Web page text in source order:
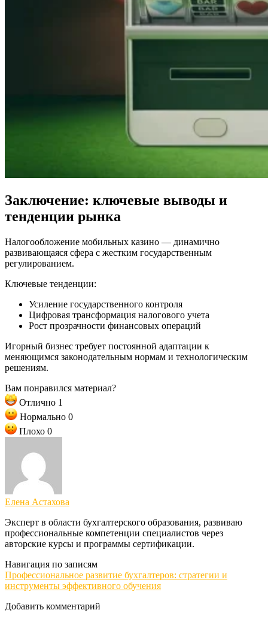
Заключение: ключевые выводы и
тенденции рынка
Налогообложение мобильных казино — динамично
развивающаяся сфера с жестким государственным
регулированием.
Ключевые тенденции:
Усиление государственного контроля
Цифровая трансформация налогового учета
Рост прозрачности финансовых операций
Игорный бизнес требует постоянной адаптации к
меняющимся законодательным нормам и технологическим
решениям.
Вам понравился материал?
Отлично 1
Нормально 0
Плохо 0
Елена Астахова
Эксперт в области бухгалтерского образования, развиваю
профессиональные компетенции специалистов через
авторские курсы и программы сертификации.
Навигация по записям
Профессиональное развитие бухгалтеров: стратегии и
инструменты эффективного обучения
Добавить комментарий